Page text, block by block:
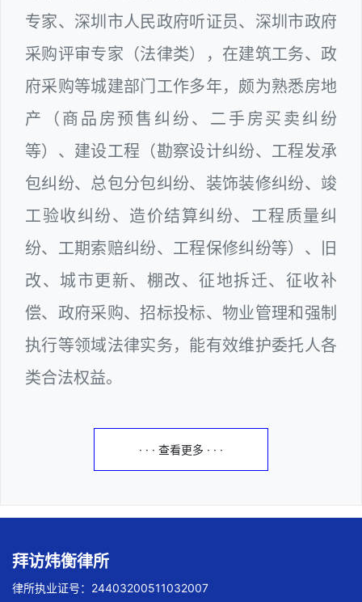
专家、深圳市人民政府听证员、深圳市政府
采购评审专家（法律类），在建筑工务、政
府采购等城建部门工作多年，颇为熟悉房地
产（商品房预售纠纷、二手房买卖纠纷
等）、建设工程（勘察设计纠纷、工程发承
包纠纷、总包分包纠纷、装饰装修纠纷、竣
工验收纠纷、造价结算纠纷、工程质量纠
纷、工期索赔纠纷、工程保修纠纷等）、旧
改、城市更新、棚改、征地拆迁、征收补
偿、政府采购、招标投标、物业管理和强制
执行等领域法律实务，能有效维护委托人各
类合法权益。
· · · 查看更多 · · ·
拜访炜衡律所
律所执业证号：24403200511032007